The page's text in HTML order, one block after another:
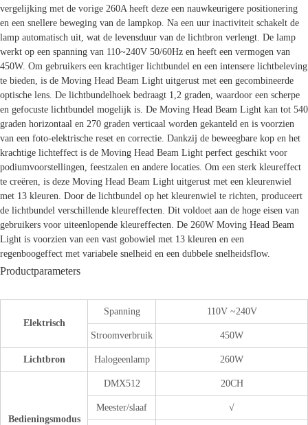
vergelijking met de vorige 260A heeft deze een nauwkeurigere positionering
en een snellere beweging van de lampkop. Na een uur inactiviteit schakelt de
lamp automatisch uit, wat de levensduur van de lichtbron verlengt. De lamp
werkt op een spanning van 110~240V 50/60Hz en heeft een vermogen van
450W. Om gebruikers een krachtiger lichtbundel en een intensere lichtbeleving
te bieden, is de Moving Head Beam Light uitgerust met een gecombineerde
optische lens. De lichtbundelhoek bedraagt ​​1,2 graden, waardoor een scherpe
en gefocuste lichtbundel mogelijk is. De Moving Head Beam Light kan tot 540
graden horizontaal en 270 graden verticaal worden gekanteld en is voorzien
van een foto-elektrische reset en correctie. Dankzij de beweegbare kop en het
krachtige lichteffect is de Moving Head Beam Light perfect geschikt voor
podiumvoorstellingen, feestzalen en andere locaties. Om een ​​sterk kleureffect
te creëren, is deze Moving Head Beam Light uitgerust met een kleurenwiel
met 13 kleuren. Door de lichtbundel op het kleurenwiel te richten, produceert
de lichtbundel verschillende kleureffecten. Dit voldoet aan de hoge eisen van
gebruikers voor uiteenlopende kleureffecten. De 260W Moving Head Beam
Light is voorzien van een vast gobowiel met 13 kleuren en een
regenboogeffect met variabele snelheid en een dubbele snelheidsflow.
Productparameters
Elektrisch
Spanning 110V ~240V
Stroomverbruik 450W
Lichtbron Halogeenlamp 260W
Bedieningsmodus
DMX512 20CH
Meester/slaaf √